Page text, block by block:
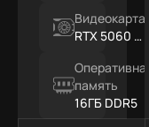
Видеокарта
RTX 5060 Ti
Оперативная
память
16ГБ DDR5